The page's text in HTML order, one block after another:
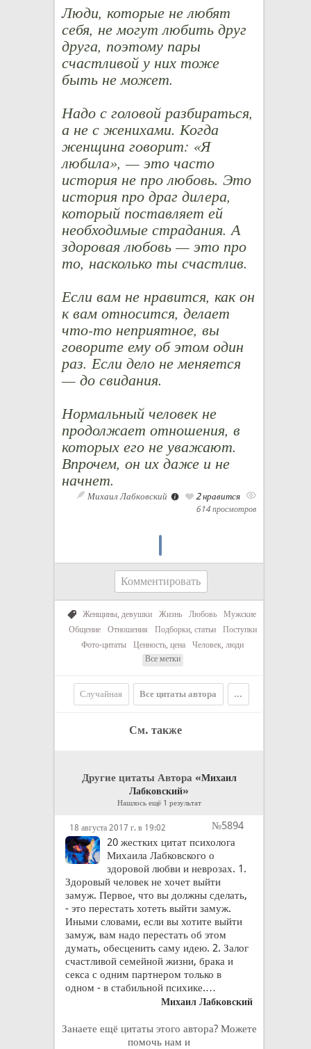
Люди, которые не любят
себя, не могут любить друг
друга, поэтому пары
счастливой у них тоже
быть не может.
Надо с головой разбираться,
а не с женихами. Когда
женщина говорит: «Я
любила», — это часто
история не про любовь. Это
история про драг дилера,
который поставляет ей
необходимые страдания. А
здоровая любовь — это про
то, насколько ты счастлив.
Если вам не нравится, как он
к вам относится, делает
что-то неприятное, вы
говорите ему об этом один
раз. Если дело не меняется
— до свидания.
Нормальный человек не
продолжает отношения, в
которых его не уважают.
Впрочем, он их даже и не
начнет.
Михаил Лабковский 2 нравится
614 просмотров
Комментировать
Женщины, девушки Жизнь Любовь
Мужские
Общение
Отношения Подборки, статьи
Поступки
Фото-цитаты
Ценность, цена
Человек, люди
Все метки
Случайная Все цитаты автора ...
См. также
Другие цитаты Автора «Михаил
Лабковский»
Нашлось ещё 1 результат
18 августа 2017 г. в 19:02
№5894
20 жестких цитат психолога
Михаила Лабковского о
здоровой любви и неврозах. 1.
Здоровый человек не хочет выйти
замуж. Первое, что вы должны сделать,
- это перестать хотеть выйти замуж.
Иными словами, если вы хотите выйти
замуж, вам надо перестать об этом
думать, обесценить саму идею. 2. Залог
счастливой семейной жизни, брака и
секса с одним партнером только в
одном - в стабильной психике.…
Михаил Лабковский
Занаете ещё цитаты этого автора? Можете
помочь нам и